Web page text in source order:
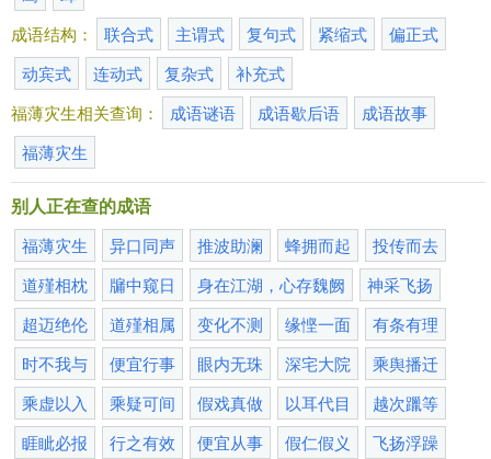
成语结构：
联合式 主谓式 复句式 紧缩式
偏正式
动宾式
连动式 复杂式
补充式
福薄灾生相关查询：
成语谜语 成语歇后语
成语故事
福薄灾生
别人正在查的成语
福薄灾生 异口同声 推波助澜 蜂拥而起
投传而去
道殣相枕
牖中窥日 身在江湖，心存魏阙
神采飞扬
超迈绝伦
道殣相属 变化不测 缘悭一面
有条有理
时不我与
便宜行事 眼内无珠 深宅大院
乘舆播迁
乘虚以入
乘疑可间 假戏真做 以耳代目
越次躐等
睚眦必报
行之有效 便宜从事 假仁假义 飞扬浮躁